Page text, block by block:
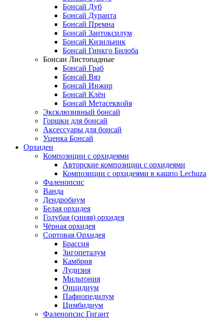
Бонсай Дуб
Бонсай Дуранта
Бонсай Премна
Бонсай Зантоксилум
Бонсай Кизильник
Бонсай Гинкго Билоба
Бонсаи Листопадные
Бонсай Граб
Бонсай Вяз
Бонсай Инжир
Бонсай Клён
Бонсай Метасеквойя
Эксклюзивный бонсай
Горшки для бонсай
Аксессуары для бонсай
Уценка Бонсай
Орхидеи
Композиции с орхидеями
Авторские композиции с орхидеями
Композиции с орхидеями в кашпо Lechuza
Фаленопсис
Ванда
Дендробиум
Белая орхидея
Голубая (синяя) орхидея
Чёрная орхидея
Сортовая Орхидея
Брассия
Зигопеталум
Камбрия
Лудизия
Мильтония
Онцидиум
Пафиопедилум
Цимбидиум
Фаленопсис Гигант